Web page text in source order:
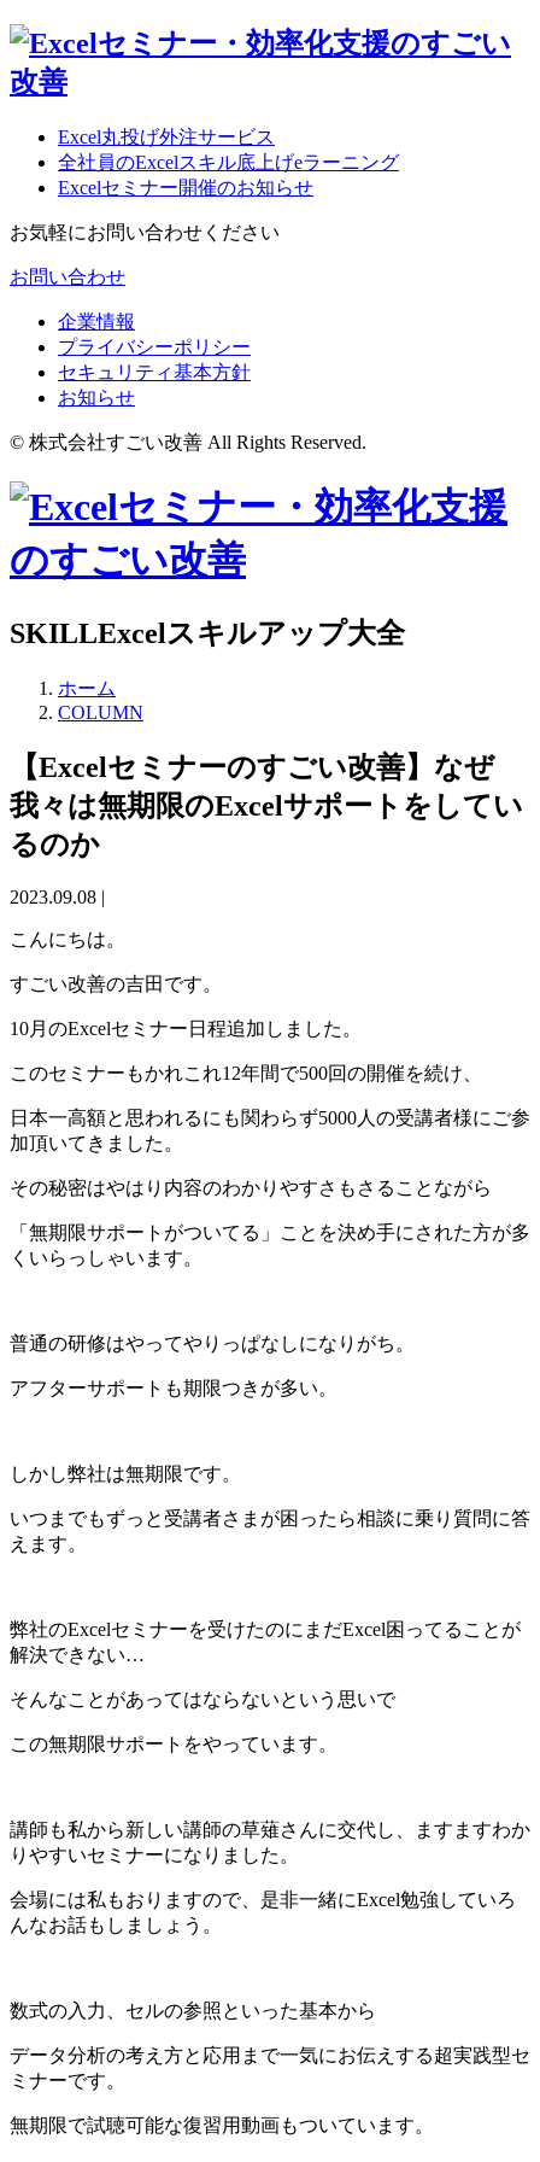
Excel丸投げ外注サービス
全社員のExcelスキル底上げeラーニング
Excelセミナー開催のお知らせ
お気軽にお問い合わせください
お問い合わせ
企業情報
プライバシーポリシー
セキュリティ基本方針
お知らせ
© 株式会社すごい改善 All Rights Reserved.
SKILLExcelスキルアップ大全
ホーム
COLUMN
【Excelセミナーのすごい改善】なぜ
我々は無期限のExcelサポートをしてい
るのか
2023.09.08 |
こんにちは。
すごい改善の吉田です。
10月のExcelセミナー日程追加しました。
このセミナーもかれこれ12年間で500回の開催を続け、
日本一高額と思われるにも関わらず5000人の受講者様にご参
加頂いてきました。
その秘密はやはり内容のわかりやすさもさることながら
「無期限サポートがついてる」ことを決め手にされた方が多
くいらっしゃいます。
普通の研修はやってやりっぱなしになりがち。
アフターサポートも期限つきが多い。
しかし弊社は無期限です。
いつまでもずっと受講者さまが困ったら相談に乗り質問に答
えます。
弊社のExcelセミナーを受けたのにまだExcel困ってることが
解決できない…
そんなことがあってはならないという思いで
この無期限サポートをやっています。
講師も私から新しい講師の草薙さんに交代し、ますますわか
りやすいセミナーになりました。
会場には私もおりますので、是非一緒にExcel勉強していろ
んなお話もしましょう。
数式の入力、セルの参照といった基本から
データ分析の考え方と応用まで一気にお伝えする超実践型セ
ミナーです。
無期限で試聴可能な復習用動画もついています。